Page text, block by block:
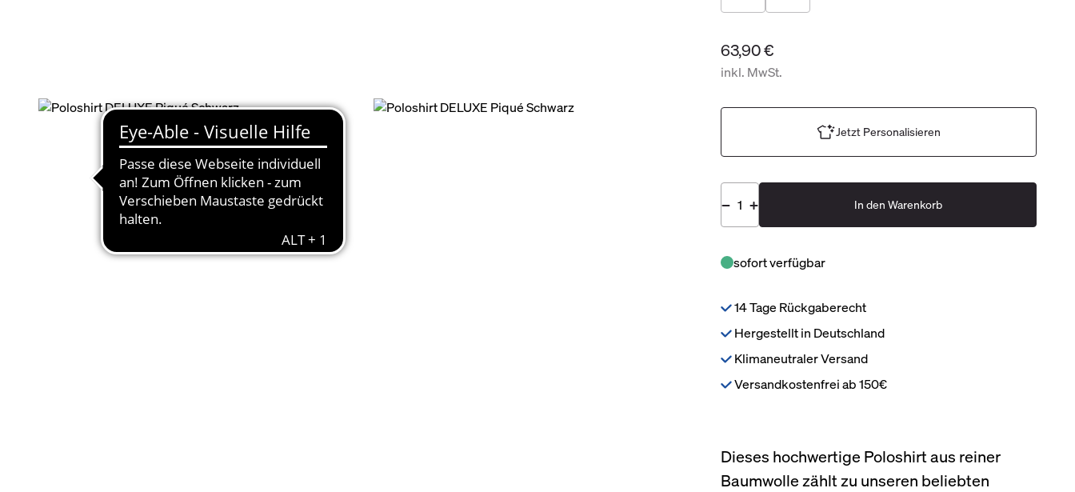
63,90 €
inkl. MwSt.
Jetzt Personalisieren
In den Warenkorb
sofort verfügbar
14 Tage Rückgaberecht
Hergestellt in Deutschland
Klimaneutraler Versand
Versandkostenfrei ab 150€
Dieses hochwertige Poloshirt aus reiner
Baumwolle zählt zu unseren beliebten